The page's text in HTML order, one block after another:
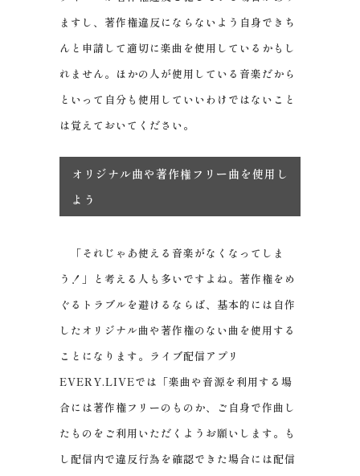
ますし、著作権違反にならないよう自身できち
んと申請して適切に楽曲を使用しているかもし
れません。ほかの人が使用している音楽だから
といって自分も使用していいわけではないこと
は覚えておいてください。
オリジナル曲や著作権フリー曲を使用し
よう
「それじゃあ使える音楽がなくなってしま
う！」と考える人も多いですよね。著作権をめ
ぐるトラブルを避けるならば、基本的には自作
したオリジナル曲や著作権のない曲を使用する
ことになります。ライブ配信アプリ
EVERY.LIVEでは「楽曲や音源を利用する場
合には著作権フリーのものか、ご自身で作曲し
たものをご利用いただくようお願いします。も
し配信内で違反行為を確認できた場合には配信